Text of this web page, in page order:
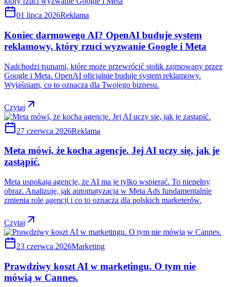
01 lipca 2026Reklama
Koniec darmowego AI? OpenAI buduje system
reklamowy, który rzuci wyzwanie Google i Meta
Nadchodzi tsunami, które może przewrócić stolik zajmowany przez
Google i Meta. OpenAI oficjalnie buduje system reklamowy.
Wyjaśniam, co to oznacza dla Twojego biznesu.
Czytaj
27 czerwca 2026Reklama
Meta mówi, że kocha agencje. Jej AI uczy się, jak je
zastąpić.
Meta uspokaja agencje, że AI ma je tylko wspierać. To niepełny
obraz. Analizuję, jak automatyzacja w Meta Ads fundamentalnie
zmienia rolę agencji i co to oznacza dla polskich marketerów.
Czytaj
23 czerwca 2026Marketing
Prawdziwy koszt AI w marketingu. O tym nie
mówią w Cannes.